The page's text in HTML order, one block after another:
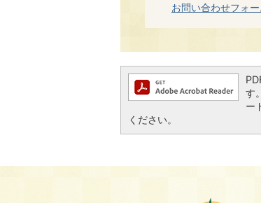
お問い合わせフォー
す
ー
ください。